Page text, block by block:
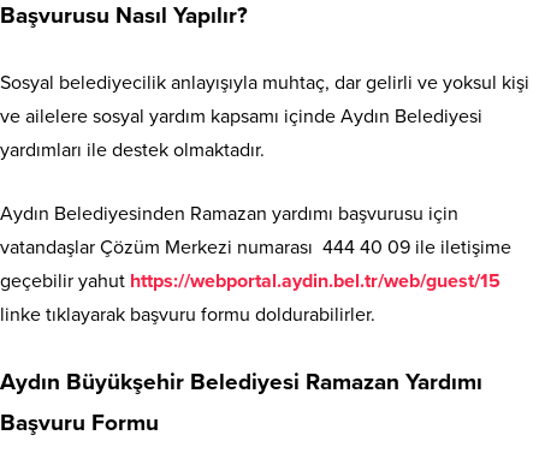
Başvurusu Nasıl Yapılır?
Sosyal belediyecilik anlayışıyla muhtaç, dar gelirli ve yoksul kişi
ve ailelere sosyal yardım kapsamı içinde Aydın Belediyesi
yardımları ile destek olmaktadır.
Aydın Belediyesinden Ramazan yardımı başvurusu için
vatandaşlar Çözüm Merkezi numarası 444 40 09 ile iletişime
geçebilir yahut https://webportal.aydin.bel.tr/web/guest/15
linke tıklayarak başvuru formu doldurabilirler.
Aydın Büyükşehir Belediyesi Ramazan Yardımı
Başvuru Formu